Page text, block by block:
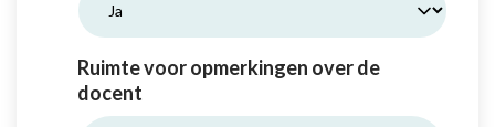
Ruimte voor opmerkingen over de
docent